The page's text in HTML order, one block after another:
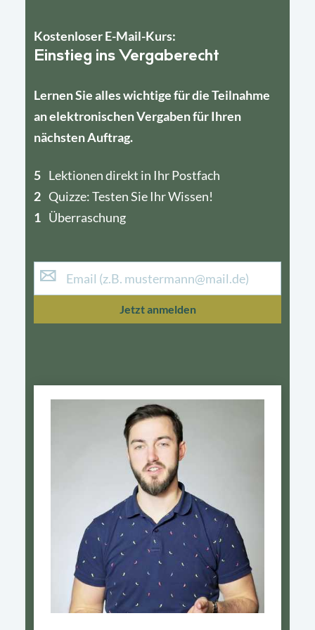
Kostenloser E-Mail-Kurs:
Einstieg ins Vergaberecht
Lernen Sie alles wichtige für die Teilnahme
an elektronischen Vergaben für Ihren
nächsten Auftrag.
5 Lektionen direkt in Ihr Postfach
2 Quizze: Testen Sie Ihr Wissen!
1 Überraschung
4
1
Jetzt anmelden